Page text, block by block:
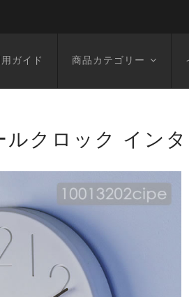
ガイド 商品カテゴリー
ルクロック イン